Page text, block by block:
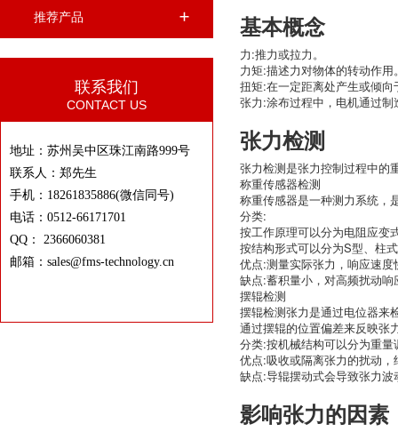
推荐产品
联系我们
CONTACT US
地址：苏州吴中区珠江南路999号
联系人：郑先生
手机：18261835886(微信同号)
电话：0512-66171701
QQ： 2366060381
邮箱：sales@fms-technology.cn
基本概念
力:推力或拉力。
力矩:描述力对物体的转动作用
扭矩:在一定距离处产生或倾
张力:涂布过程中，电机通过
张力检测
张力检测是张力控制过程中的
称重传感器检测
称重传感器是一种测力系统，
分类:
按工作原理可以分为电阻应变
按结构形式可以分为S型、柱
优点:测量实际张力，响应速
缺点:蓄积量小，对高频扰动
摆辊检测
摆辊检测张力是通过电位器来
通过摆辊的位置偏差来反映张
分类:按机械结构可以分为重
优点:吸收或隔离张力的扰动
缺点:导辊摆动式会导致张力
影响张力的因素